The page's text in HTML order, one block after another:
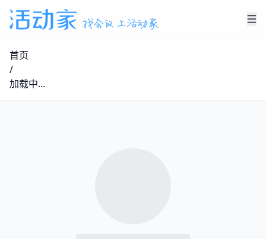
首页
/
加载中...